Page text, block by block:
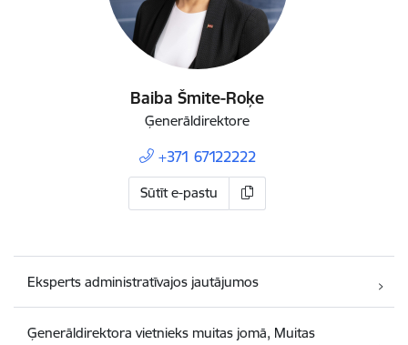
Baiba Šmite-Roķe
Ģenerāldirektore
+371 67122222
Sūtīt e-pastu
Eksperts administratīvajos jautājumos
Ģenerāldirektora vietnieks muitas jomā, Muitas